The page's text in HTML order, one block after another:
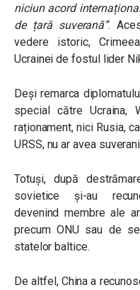
niciun acord
de țară suverană”.
vedere istoric,
Ucrainei de fostul lider
Deși remarca
special către Ucraina,
raționament, nici Rusia,
URSS, nu ar avea
Totuși, după
sovietice și-au
devenind membre ale
precum ONU sau de
statelor baltice.
De altfel, China a